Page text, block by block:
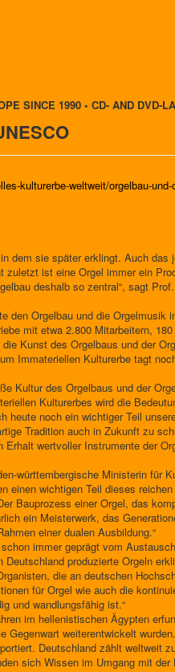
SINCE 1990 • CD- AND DVD-
kulturerbe-weltweit/orgelbau-
dem sie später erklingt. Auch
ist eine Orgel immer ein
deshalb so zentral“, sagt
Orgelbau und die Orgelmusik
mit etwa 2.800 Mitarbeitern,
Kunst des Orgelbaus und der
Immateriellen Kulturerbe tagt
Kultur des Orgelbaus und der
Kulturerbes wird die
heute noch ein wichtiger Teil
Tradition auch in Zukunft zu
wertvoller Instrumente der
württembergische Ministerin für
einen wichtigen Teil dieses
Bauprozess einer Orgel, das
ein Meisterwerk, das
einer dualen Ausbildung.“
immer geprägt vom
produzierte Orgeln
die an deutschen
für Orgel wie auch die
und wandlungsfähig ist.“
im hellenistischen Ägypten
weiterentwickelt
Deutschland zählt weltweit
sich Wissen im Umgang mit